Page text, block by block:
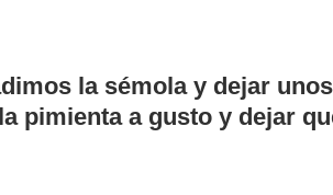
la sémola y dejar
pimienta a gusto y dejar